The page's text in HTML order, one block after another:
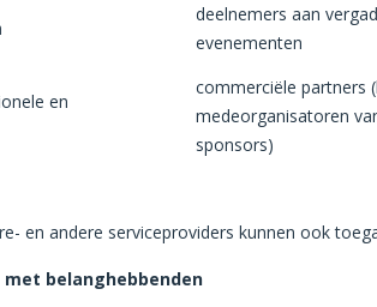
deelnemers aan
evenementen
en
commerciële partners
medeorganisatoren
sponsors)
en andere serviceproviders kunnen ook
belanghebbenden